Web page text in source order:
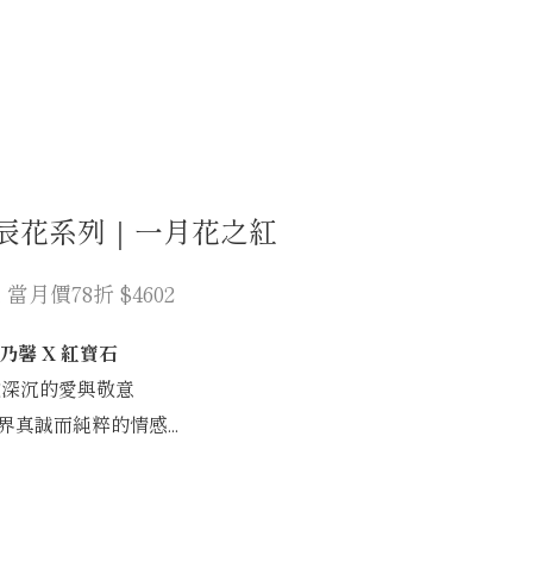
花系列｜一月花之紅
月價78折 $4602
馨 X 紅寶石
沉的愛與敬意
真誠而純粹的情感...